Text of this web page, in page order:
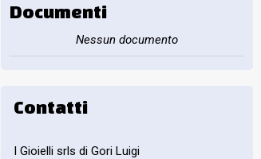
Documenti
Nessun documento
Contatti
I Gioielli srls di Gori Luigi